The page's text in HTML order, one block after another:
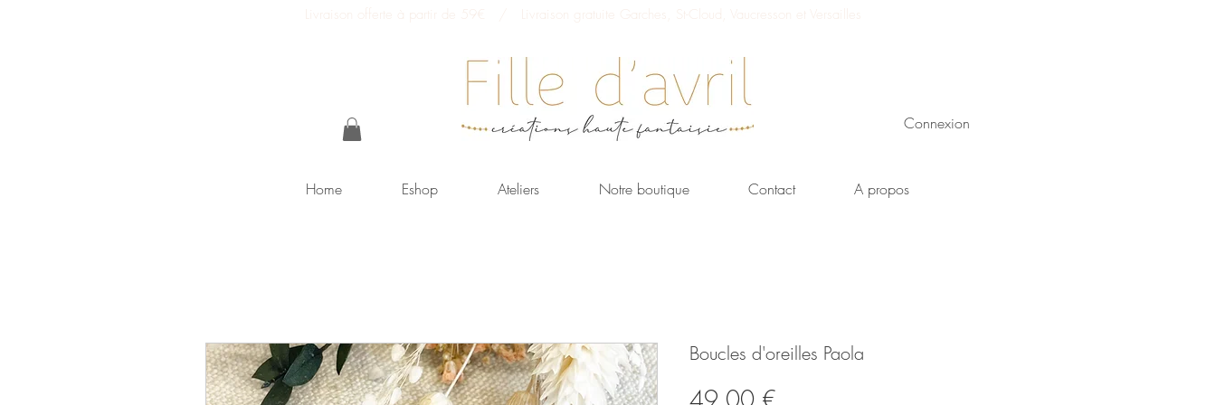
Livraison offerte à partir de 59€ / Livraison gratuite Garches, St-Cloud, Vaucresson et Versailles
Connexion
Home Eshop Ateliers Notre boutique Contact A propos
Boucles d'oreilles Paola